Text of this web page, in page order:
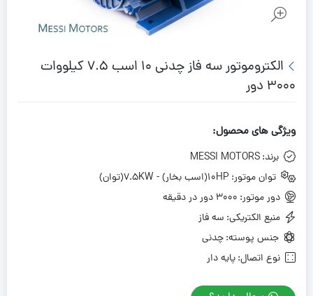
الکتروموتور سه فاز چدنی 10 اسب 7.5 کیلووات
3000 دور
ویژگی های محصول:
برند:MESSI MOTORS
توان موتور: 10HP(اسب بخار) - 7.5KW(توان)
دور موتور: 3000 دور در دقیقه
منبع الکتریکی: سه فاز
جنس پوسته:چدنی
نوع اتصال:پایه دار